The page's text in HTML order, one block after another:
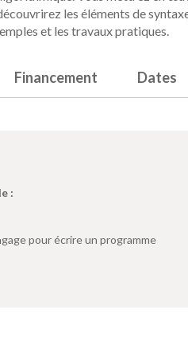
les éléments de
et les travaux pratiques.
Financement Dates
:
pour écrire un programme